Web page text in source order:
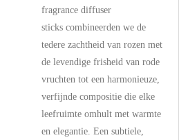
fragrance diffuser
sticks combineerden we de
tedere zachtheid van rozen met
de levendige frisheid van rode
vruchten tot een harmonieuze,
verfijnde compositie die elke
leefruimte omhult met warmte
en elegantie. Een subtiele,